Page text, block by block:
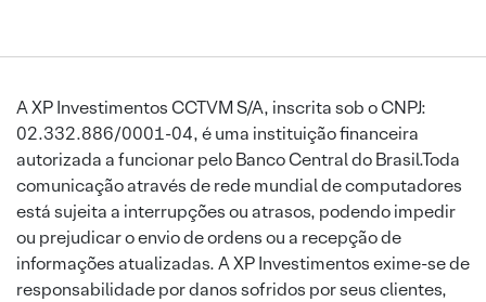
A XP Investimentos CCTVM S/A, inscrita sob o CNPJ:
02.332.886/0001-04, é uma instituição financeira
autorizada a funcionar pelo Banco Central do Brasil.Toda
comunicação através de rede mundial de computadores
está sujeita a interrupções ou atrasos, podendo impedir
ou prejudicar o envio de ordens ou a recepção de
informações atualizadas. A XP Investimentos exime-se de
responsabilidade por danos sofridos por seus clientes,